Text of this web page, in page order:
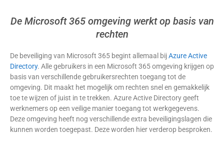
De Microsoft 365 omgeving werkt op basis van
rechten
De beveiliging van Microsoft 365 begint allemaal bijAzure Active
Directory. Alle gebruikers in een Microsoft 365 omgeving krijgen op
basis van verschillende gebruikersrechten toegang tot de
omgeving. Dit maakt het mogelijk om rechten snel en gemakkelijk
toe te wijzen of juist in te trekken. Azure Active Directory geeft
werknemers op een veilige manier toegang tot werkgegevens.
Deze omgeving heeft nog verschillende extra beveiligingslagen die
kunnen worden toegepast. Deze worden hier verderop besproken.